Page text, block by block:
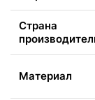
Страна
Материал